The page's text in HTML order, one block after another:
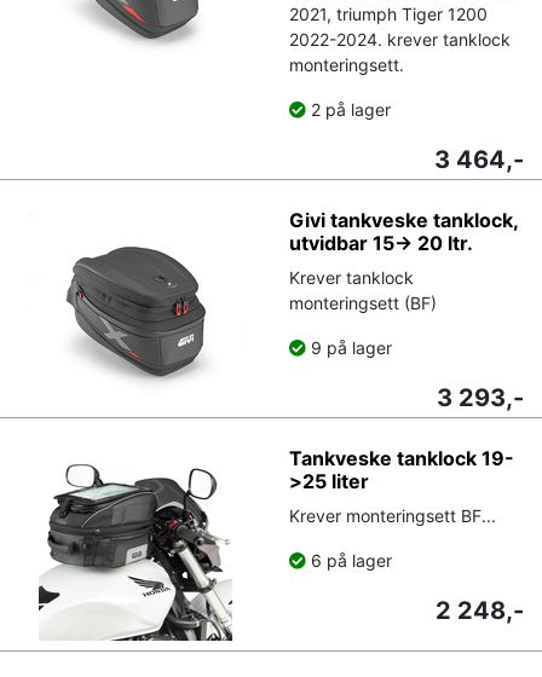
2021, triumph Tiger 1200
2022-2024. krever tanklock
monteringsett.
2 på lager
3 464,-
Givi tankveske tanklock,
utvidbar 15-> 20 ltr.
Krever tanklock
monteringsett (BF)
9 på lager
3 293,-
Tankveske tanklock 19-
>25 liter
Krever monteringsett BF...
6 på lager
2 248,-